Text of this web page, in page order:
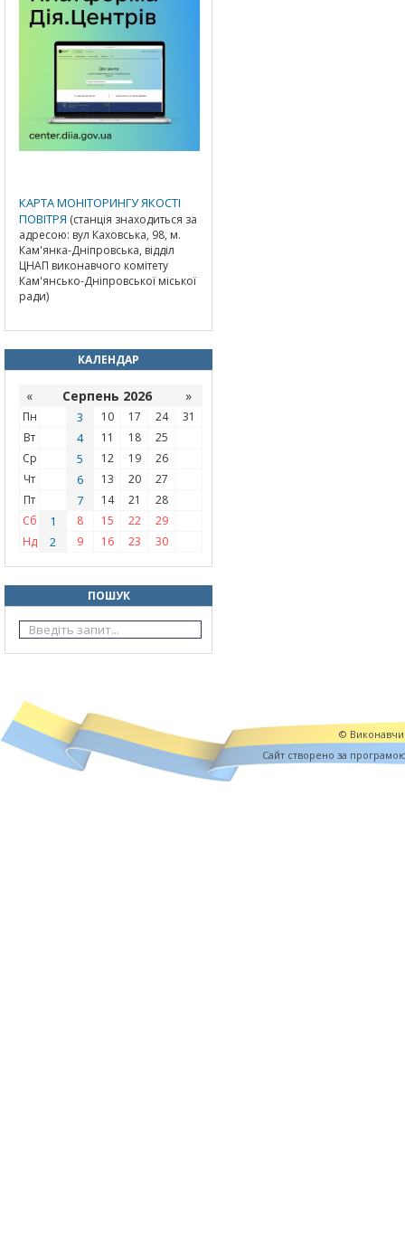
КАРТА МОНІТОРИНГУ ЯКОСТІ
ПОВІТРЯ (станція знаходиться за
адресою: вул Каховська, 98, м.
Кам'янка-Дніпровська, відділ
ЦНАП виконавчого комітету
Кам'янсько-Дніпровської міської
ради)
КАЛЕНДАР
« Серпень 2026 »
Пн 3 10 17 24
31
Вт
4 11 18
25
Ср
5 12 19
26
Чт
6 13 20
27
Пт
7 14 21
28
Сб
1 8 15 22
29
Нд
2 9 16 23 30
ПОШУК
©
Cайт створено за